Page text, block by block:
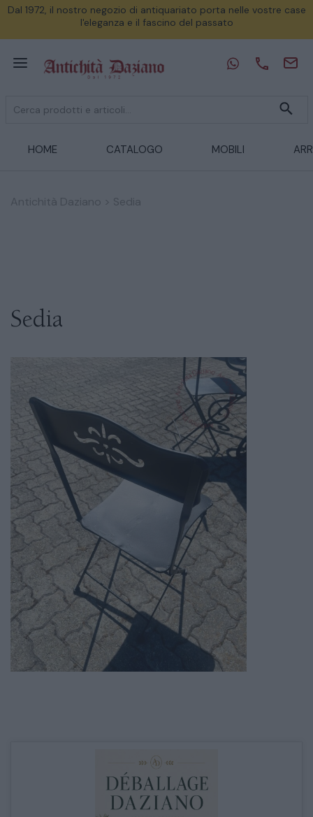
Dal 1972, il nostro negozio di antiquariato porta nelle vostre case
l'eleganza e il fascino del passato
HOME CATALOGO MOBILI
Antichità Daziano Sedia
Sedia